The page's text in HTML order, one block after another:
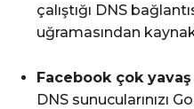
çalıştığı DNS
uğramasından
Facebook çok
DNS sunucularınızı